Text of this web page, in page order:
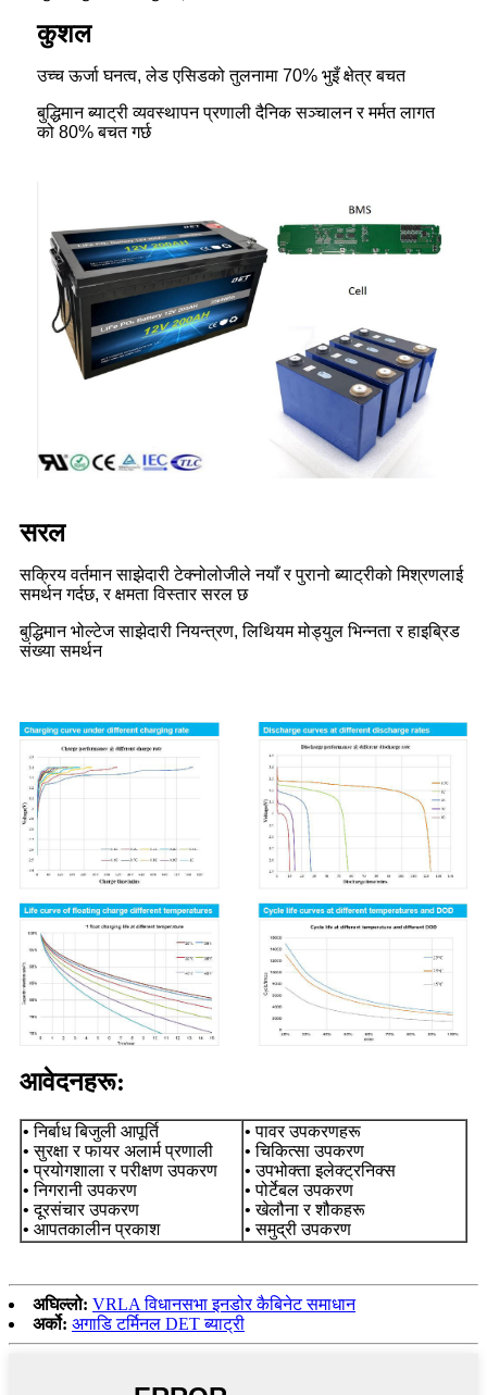
कुशल
उच्च ऊर्जा घनत्व, लेड एसिडको तुलनामा 70% भुइँ क्षेत्र बचत
बुद्धिमान ब्याट्री व्यवस्थापन प्रणाली दैनिक सञ्चालन र मर्मत लागत
को 80% बचत गर्छ
सरल
सक्रिय वर्तमान साझेदारी टेक्नोलोजीले नयाँ र पुरानो ब्याट्रीको मिश्रणलाई
समर्थन गर्दछ, र क्षमता विस्तार सरल छ
बुद्धिमान भोल्टेज साझेदारी नियन्त्रण, लिथियम मोड्युल भिन्नता र हाइब्रिड
संख्या समर्थन
आवेदनहरू:
• निर्बाध बिजुली आपूर्ति
• सुरक्षा र फायर अलार्म प्रणाली
• प्रयोगशाला र परीक्षण उपकरण
• निगरानी उपकरण
• दूरसंचार उपकरण
• आपतकालीन प्रकाश
• पावर उपकरणहरू
• चिकित्सा उपकरण
• उपभोक्ता इलेक्ट्रनिक्स
• पोर्टेबल उपकरण
• खेलौना र शौकहरू
• समुद्री उपकरण
अघिल्लो: VRLA विधानसभा इनडोर कैबिनेट समाधान
अर्को: अगाडि टर्मिनल DET ब्याट्री